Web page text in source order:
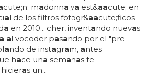
cute;n: madonna ya est&aacute; en
al de los filtros fotogr&aacute;ficos
da en 2010... cher, inventando nuevas
a al vocoder pasando por el "pre-
ando de instagram, antes
hace una semanas te
as un...